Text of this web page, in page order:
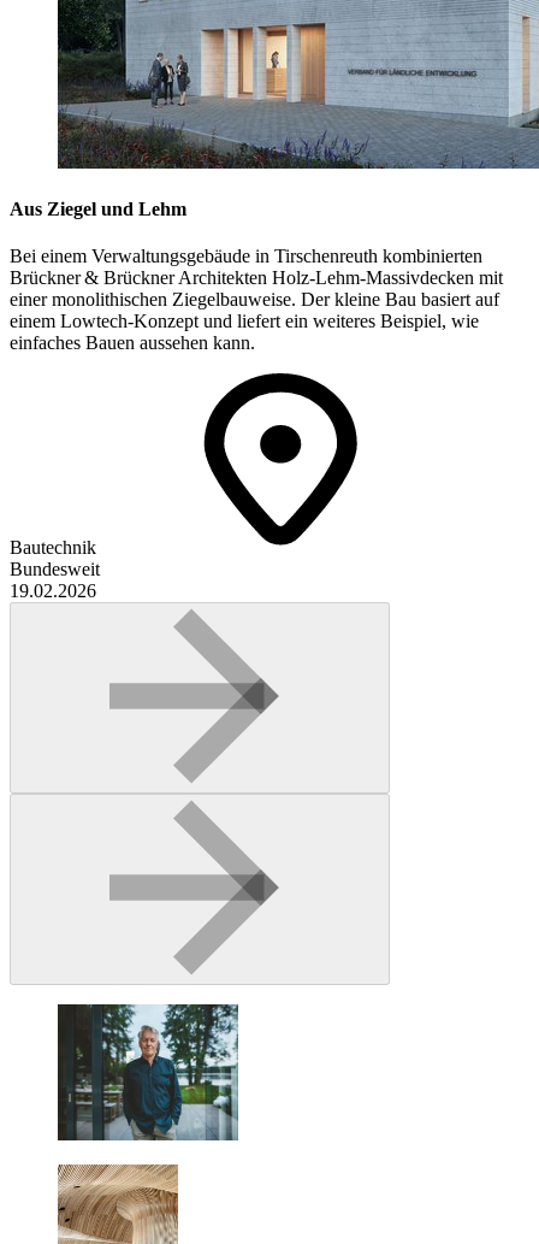
Aus Ziegel und Lehm
Bei einem Verwaltungsgebäude in Tirschenreuth kombinierten
Brückner & Brückner Architekten Holz-Lehm-Massivdecken mit
einer monolithischen Ziegelbauweise. Der kleine Bau basiert auf
einem Lowtech-Konzept und liefert ein weiteres Beispiel, wie
einfaches Bauen aussehen kann.
Bautechnik
Bundesweit
19.02.2026